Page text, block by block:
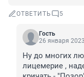
ОТВЕТИТЬ 5
Гость
26 января
Ну до многих
лицемерие ,